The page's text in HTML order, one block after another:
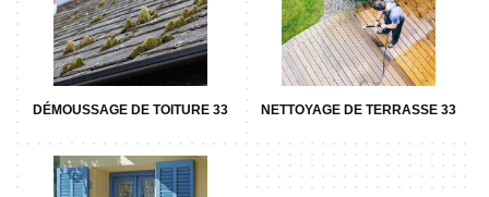
DÉMOUSSAGE DE TOITURE 33 NETTOYAGE DE TERRASSE 33